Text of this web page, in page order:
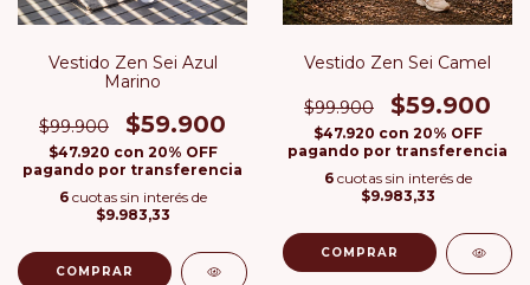
Vestido Zen Sei Azul
Marino
$99.900 $59.900
$47.920 con 20% OFF
pagando por transferencia
6 cuotas sin interés de
$9.983,33
COMPRAR
Vestido Zen Sei Camel
$99.900 $59.900
$47.920 con 20% OFF
pagando por transferencia
6 cuotas sin interés de
$9.983,33
COMPRAR